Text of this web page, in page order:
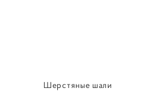
Шерстяные шали